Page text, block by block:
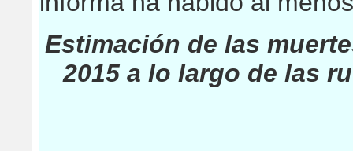
Estimación de las
2015 a lo largo de las